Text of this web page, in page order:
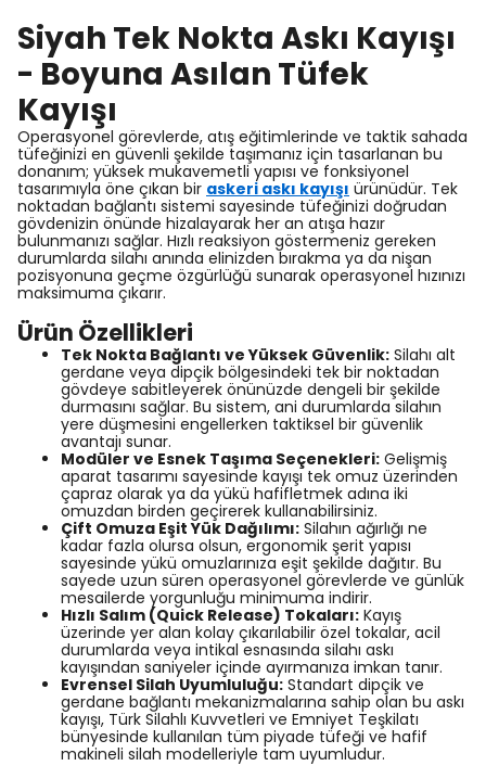
Siyah Tek Nokta Askı Kayışı
- Boyuna Asılan Tüfek
Kayışı
Operasyonel görevlerde, atış eğitimlerinde ve taktik sahada
tüfeğinizi en güvenli şekilde taşımanız için tasarlanan bu
donanım; yüksek mukavemetli yapısı ve fonksiyonel
tasarımıyla öne çıkan bir askeri askı kayışı ürünüdür. Tek
noktadan bağlantı sistemi sayesinde tüfeğinizi doğrudan
gövdenizin önünde hizalayarak her an atışa hazır
bulunmanızı sağlar. Hızlı reaksiyon göstermeniz gereken
durumlarda silahı anında elinizden bırakma ya da nişan
pozisyonuna geçme özgürlüğü sunarak operasyonel hızınızı
maksimuma çıkarır.
Ürün Özellikleri
Tek Nokta Bağlantı ve Yüksek Güvenlik: Silahı alt
gerdane veya dipçik bölgesindeki tek bir noktadan
gövdeye sabitleyerek önünüzde dengeli bir şekilde
durmasını sağlar. Bu sistem, ani durumlarda silahın
yere düşmesini engellerken taktiksel bir güvenlik
avantajı sunar.
Modüler ve Esnek Taşıma Seçenekleri: Gelişmiş
aparat tasarımı sayesinde kayışı tek omuz üzerinden
çapraz olarak ya da yükü hafifletmek adına iki
omuzdan birden geçirerek kullanabilirsiniz.
Çift Omuza Eşit Yük Dağılımı: Silahın ağırlığı ne
kadar fazla olursa olsun, ergonomik şerit yapısı
sayesinde yükü omuzlarınıza eşit şekilde dağıtır. Bu
sayede uzun süren operasyonel görevlerde ve günlük
mesailerde yorgunluğu minimuma indirir.
Hızlı Salım (Quick Release) Tokaları: Kayış
üzerinde yer alan kolay çıkarılabilir özel tokalar, acil
durumlarda veya intikal esnasında silahı askı
kayışından saniyeler içinde ayırmanıza imkan tanır.
Evrensel Silah Uyumluluğu: Standart dipçik ve
gerdane bağlantı mekanizmalarına sahip olan bu askı
kayışı, Türk Silahlı Kuvvetleri ve Emniyet Teşkilatı
bünyesinde kullanılan tüm piyade tüfeği ve hafif
makineli silah modelleriyle tam uyumludur.